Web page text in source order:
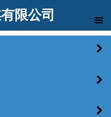
限公司